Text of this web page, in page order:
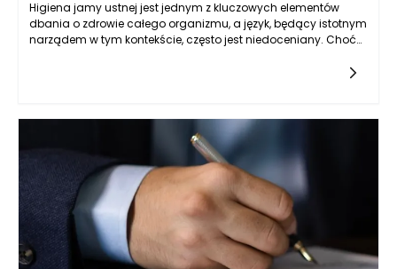
Higiena jamy ustnej jest jednym z kluczowych elementów
dbania o zdrowie całego organizmu, a język, będący istotnym
narządem w tym kontekście, często jest niedoceniany. Choć
języka jest równie ważne, a jego zaniedbanie może prowadzić
miejscem, w którym gromadzą się bakterie, resztki pokarmowe
oraz martwe komórki. Dlatego kluczowe jest, aby codziennie
poświęcać czas na jego oczyszczanie.